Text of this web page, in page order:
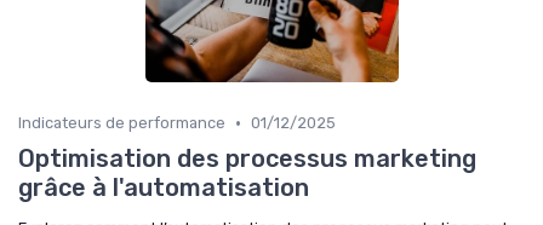
Indicateurs de performance • 01/12/2025
Optimisation des processus marketing
grâce à l'automatisation